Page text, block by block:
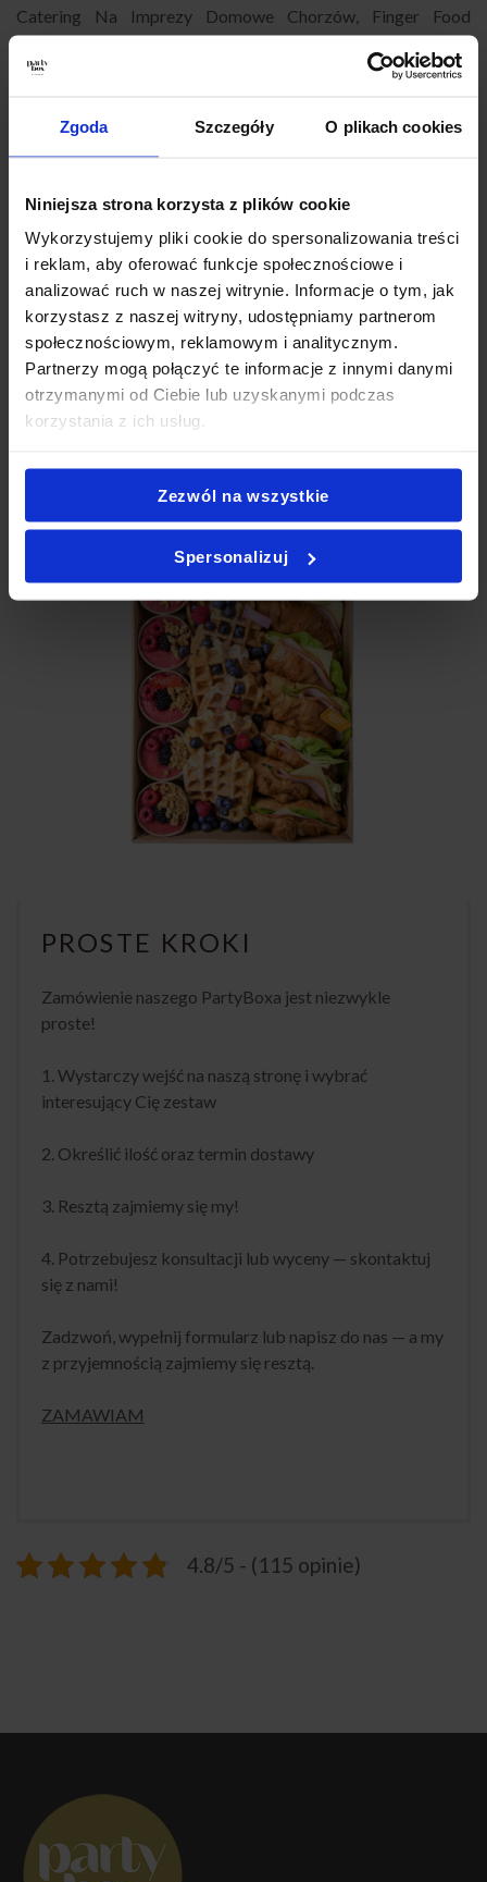
Zgoda Szczegóły O plikach cookies
Niniejsza strona korzysta z plików cookie
Wykorzystujemy pliki cookie do spersonalizowania treści
i reklam, aby oferować funkcje społecznościowe i
analizować ruch w naszej witrynie. Informacje o tym, jak
korzystasz z naszej witryny, udostępniamy partnerom
społecznościowym, reklamowym i analitycznym.
Partnerzy mogą połączyć te informacje z innymi danymi
otrzymanymi od Ciebie lub uzyskanymi podczas
korzystania z ich usług.
Zezwól na wszystkie
Spersonalizuj
Catering Na Imprezy Domowe Chorzów,
Finger Food
Chorzów,Catering Okolicznościowy Chorzów,Catering Na
Baby Shower Chorzów
Catering Super Boxy Chorzów
Chorzów,Catering Na Wigilię Chorzów,Catering na
Chorzów,Catering na szkolenie Chorzów,Catering firmowy
Catering imprezowy Chorzów , Catering na imprezy
Chorzów, Partybox Chorzów,Catering Chorzów impreza
Catering przekąski Chorzów,Catering świąteczny Chorzów
Jedzenie impreza firmowa Chorzów.
Jak zamówić PartyBox?
PROSTE KROKI
Zamówienie naszego PartyBoxa jest niezwykle
proste!
1. Wystarczy wejść na naszą stronę i wybrać
interesujący Cię zestaw
2. Określić ilość oraz termin dostawy
3. Resztą zajmiemy się my!
4. Potrzebujesz konsultacji lub wyceny — skontaktuj
się z nami!
Zadzwoń, wypełnij formularz lub napisz do nas — a my
z przyjemnością zajmiemy się resztą.
ZAMAWIAM
4.8/5 - (115 opinie)